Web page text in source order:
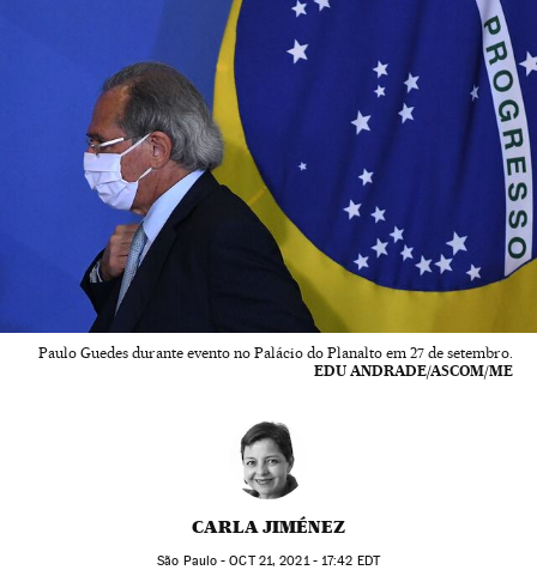
Paulo Guedes durante evento no Palácio do Planalto em 27 de setembro.
EDU ANDRADE/ASCOM/ME
CARLA JIMÉNEZ
São Paulo -OCT21, 2021 - 17:42 EDT